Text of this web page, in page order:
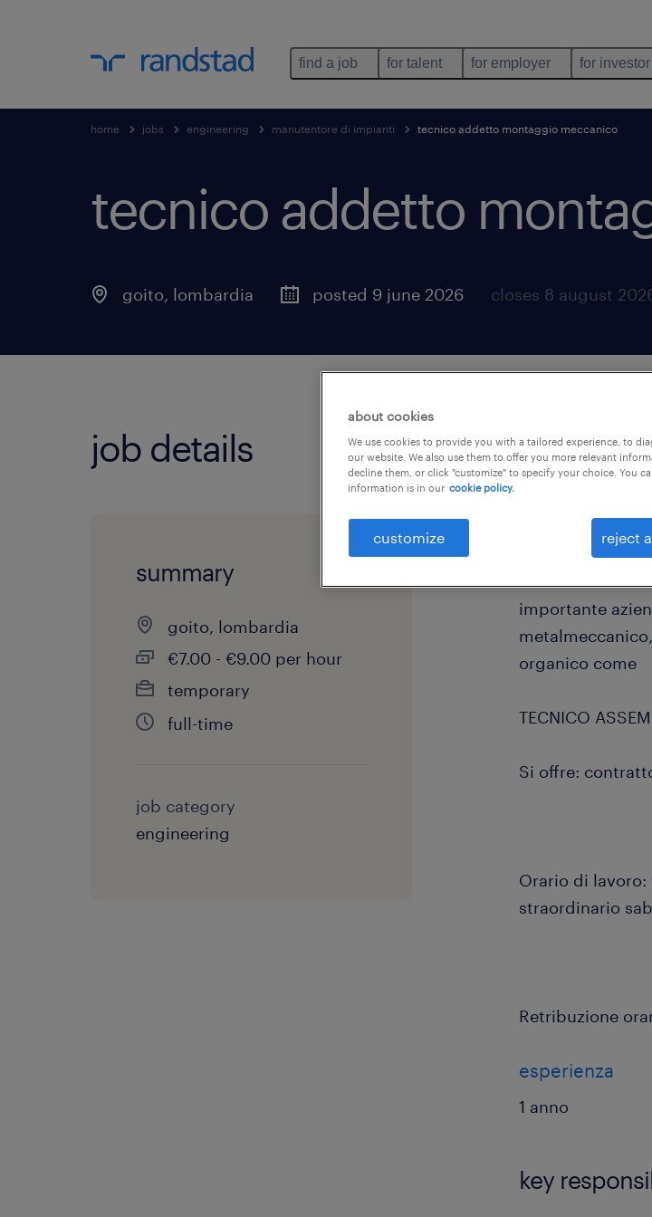
find a job for talent for employer for investor
home jobs engineering manutentore di impianti tecnico addetto montaggio meccanico
tecnico addetto
goito, lombardia posted 9 june 2026 closes 8 august
job details
summary
goito, lombardia
€7.00 - €9.00 per hour
temporary
full-time
job category
engineering
Hai esperienza
sei alla ricerca
e stimolante?
importante
organico come
TECNICO
Si offre:
Orario di
straordinario
Retribuzione
esperienza
1 anno
key
about cookies
We use cookies to provide you with a tailored experience, to
our website. We also use them to offer you more relevant
decline them, or click "customize" to specify your choice. You
information is in our cookie policy.
customize reject